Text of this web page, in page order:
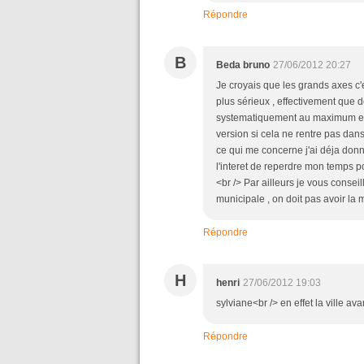
Répondre
B Beda bruno 27/06/2012 20:27
Je croyais que les grands axes
plus sérieux , effectivement que
systematiquement au maximum
version si cela ne rentre pas
ce qui me concerne j'ai déja
l'interet de reperdre mon temps
<br /> Par ailleurs je vous
municipale , on doit pas avoir la
Répondre
H henri 27/06/2012 19:03
sylviane<br /> en effet la ville
Répondre